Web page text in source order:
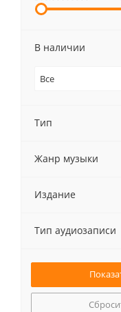
В наличии
Все
Тип
Жанр музыки
Издание
Тип аудиозаписи